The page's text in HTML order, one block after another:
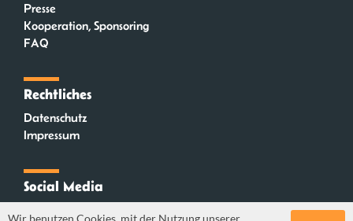
Presse
Kooperation, Sponsoring
FAQ
Rechtliches
Datenschutz
Impressum
Social Media
Wir benutzen Cookies, mit der Nutzung unserer